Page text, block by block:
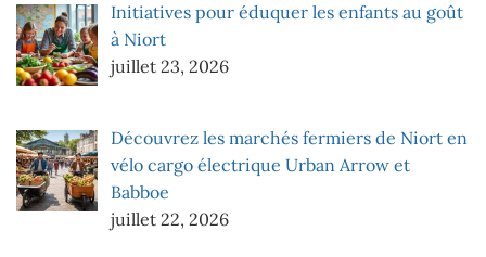
Initiatives pour éduquer les enfants au goût
à Niort
juillet 23, 2026
Découvrez les marchés fermiers de Niort en
vélo cargo électrique Urban Arrow et
Babboe
juillet 22, 2026